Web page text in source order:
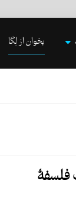
بخوان از لِگا
فلسفۀ